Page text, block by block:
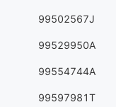
99502567J
99529950A
99554744A
99597981T